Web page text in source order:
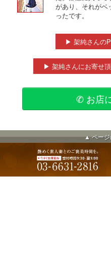
があり、それがベ
ったです。
▶ 架純さんの
▶ 架純さんにお寄せ
✆ お店
▲ ペー